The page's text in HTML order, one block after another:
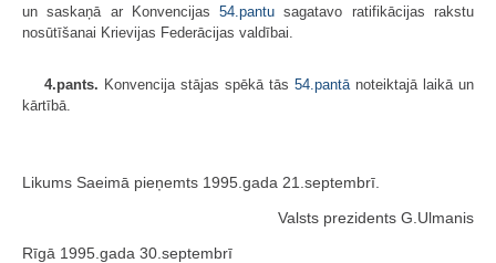
un saskaņā ar Konvencijas54.pantu sagatavo ratifikācijas rakstu
nosūtīšanai Krievijas Federācijas valdībai.
4.pants. Konvencija stājas spēkā tās 54.pantā noteiktajā laikā un
kārtībā.
Likums Saeimā pieņemts 1995.gada 21.septembrī.
Valsts prezidents G.Ulmanis
Rīgā 1995.gada 30.septembrī